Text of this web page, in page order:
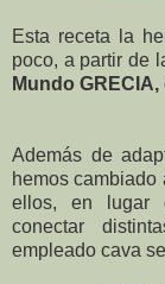
Esta receta la
poco, a partir de
Mundo
Además de
hemos
ellos, en lugar
conectar
empleado cava